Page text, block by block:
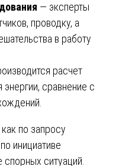
— эксперты
проводку, а
в работу
расчет
сравнение с
по запросу
инициативе
спорных ситуаций.